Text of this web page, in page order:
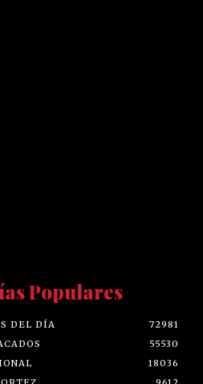
Populares
DEL DÍA
72981
55530
18036